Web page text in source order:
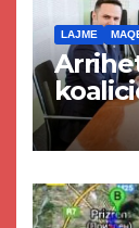
LAJME
Kurtit